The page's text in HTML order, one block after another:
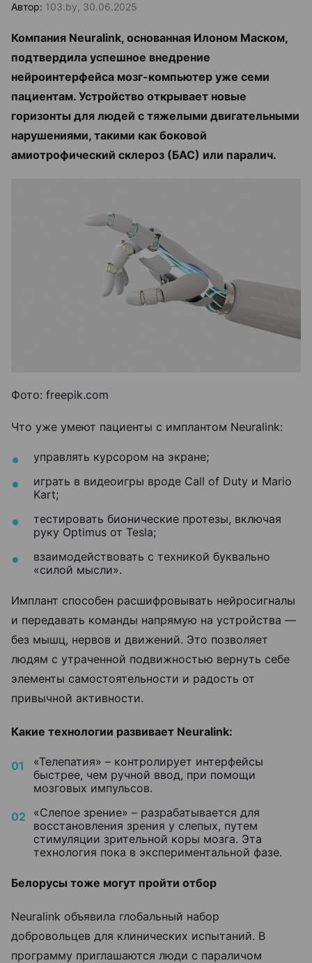
Автор: 103.by, 30.06.2025
Компания Neuralink, основанная Илоном Маском,
подтвердила успешное внедрение
нейроинтерфейса мозг-компьютер уже семи
пациентам. Устройство открывает новые
горизонты для людей с тяжелыми двигательными
нарушениями, такими как боковой
амиотрофический склероз (БАС) или паралич.
Фото: freepik.com
Что уже умеют пациенты с имплантом Neuralink:
управлять курсором на экране;
играть в видеоигры вроде Call of Duty и Mario
Kart;
тестировать бионические протезы, включая
руку Optimus от Tesla;
взаимодействовать с техникой буквально
«силой мысли».
Имплант способен расшифровывать нейросигналы
и передавать команды напрямую на устройства —
без мышц, нервов и движений. Это позволяет
людям с утраченной подвижностью вернуть себе
элементы самостоятельности и радость от
привычной активности.
Какие технологии развивает Neuralink:
«Телепатия» – контролирует интерфейсы
быстрее, чем ручной ввод, при помощи
мозговых импульсов.
«Слепое зрение» – разрабатывается для
восстановления зрения у слепых, путем
стимуляции зрительной коры мозга. Эта
технология пока в экспериментальной фазе.
Белорусы тоже могут пройти отбор
Neuralink объявила глобальный набор
добровольцев для клинических испытаний. В
программу приглашаются люди с параличом